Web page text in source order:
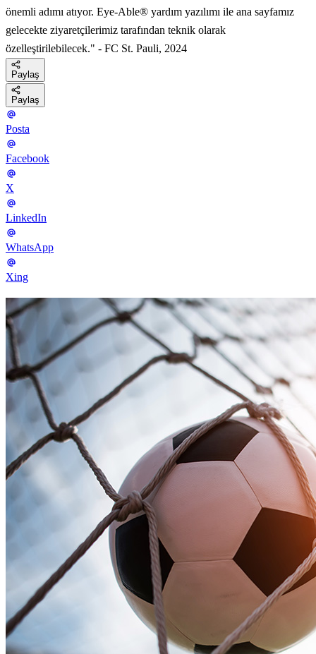
önemli adımı atıyor. Eye-Able® yardım yazılımı ile ana sayfamız
gelecekte ziyaretçilerimiz tarafından teknik olarak
özelleştirilebilecek." - FC St. Pauli, 2024
Paylaş
Paylaş
Posta
Facebook
X
LinkedIn
WhatsApp
Xing